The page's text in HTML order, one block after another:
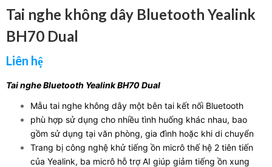
Tai nghe không dây Bluetooth Yealink
BH70 Dual
Liên hệ
Tai nghe Bluetooth Yealink BH70 Dual
Mẫu tai nghe không dây một bên tai kết nối Bluetooth
phù hợp sử dụng cho nhiều tình huống khác nhau, bao
gồm sử dụng tại văn phòng, gia đình hoặc khi di chuyển
Trang bị công nghệ khử tiếng ồn micrô thế hệ 2 tiên tiến
của Yealink, ba micrô hỗ trợ AI giúp giảm tiếng ồn xung